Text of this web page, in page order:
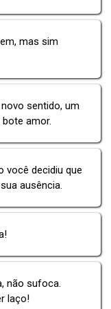
mas sim
sentido, um
amor.
você decidiu que
ausência.
não sufoca.
laço!